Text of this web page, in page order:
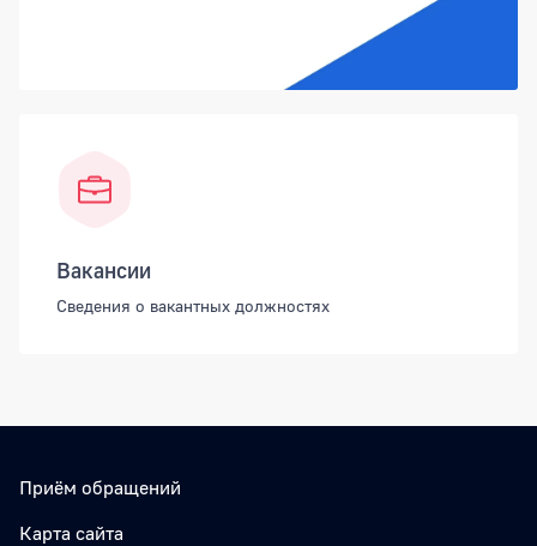
Вакансии
Сведения о вакантных должностях
Приём обращений
Карта сайта